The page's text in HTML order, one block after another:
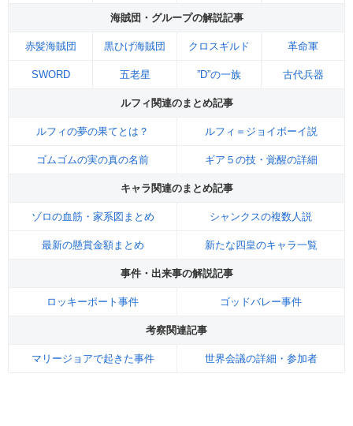
海賊団・グループの解説記事
赤髪海賊団 黒ひげ海賊団 クロスギルド 革命軍
SWORD 五老星 ”D”の一族 古代兵器
ルフィ関連のまとめ記事
ルフィの夢の果てとは？ ルフィ＝ジョイボーイ説
ゴムゴムの実の真の名前 ギア５の技・覚醒の詳細
キャラ関連のまとめ記事
ゾロの血筋・家系図まとめ シャンクスの複数人説
最新の懸賞金額まとめ 新たな四皇のキャラ一覧
事件・出来事の解説記事
ロッキーポート事件 ゴッドバレー事件
考察関連記事
マリージョアで起きた事件 世界会議の詳細・参加者